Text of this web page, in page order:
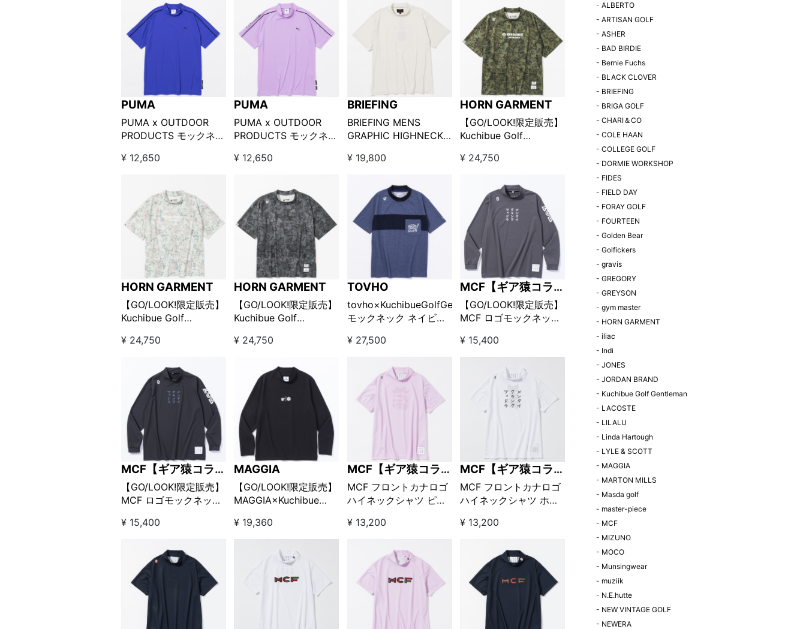
PUMA
PUMA x OUTDOOR
PRODUCTS モックネッ
¥ 12,650
PUMA
PUMA x OUTDOOR
PRODUCTS モックネッ
¥ 12,650
BRIEFING
BRIEFING MENS
GRAPHIC HIGHNECK
¥ 19,800
HORN GARMENT
【GO/LOOK!限定販売】
Kuchibue Golf
GARMENT Eden Mock
¥ 24,750
HORN GARMENT
【GO/LOOK!限定販売】
Kuchibue Golf
GARMENT Eden Mock
¥ 24,750
HORN GARMENT
【GO/LOOK!限定販売】
Kuchibue Golf
GARMENT Eden Mock
¥ 24,750
TOVHO
tovho×KuchibueGolfGentleman
モックネック ネイビー
¥ 27,500
MCF【ギア猿コラボ
ブランド】
【GO/LOOK!限定販売】
MCF ロゴモックネック
¥ 15,400
MCF【ギア猿コラボ
ブランド】
【GO/LOOK!限定販売】
MCF ロゴモックネック
¥ 15,400
MAGGIA
【GO/LOOK!限定販売】
MAGGIA×Kuchibue
ネックロングスリーブ
ブラック
¥ 19,360
MCF【ギア猿コラボ
ブランド】
MCF フロントカナロゴ
ハイネックシャツ ピン
売】
¥ 13,200
MCF【ギア猿コラボ
ブランド】
MCF フロントカナロゴ
ハイネックシャツ ホワ
売】
¥ 13,200
- ALBERTO
- ARTISAN GOLF
- ASHER
- BAD BIRDIE
- Bernie Fuchs
- BLACK CLOVER
- BRIEFING
- BRIGA GOLF
- CHARI＆CO
- COLE HAAN
- COLLEGE GOLF
- DORMIE WORKSHOP
- FIDES
- FIELD DAY
- FORAY GOLF
- FOURTEEN
- Golden Bear
- Golfickers
- gravis
- GREGORY
- GREYSON
- gym master
- HORN GARMENT
- iliac
- Indi
- JONES
- JORDAN BRAND
- Kuchibue Golf Gentleman
- LACOSTE
- LILALU
- Linda Hartough
- LYLE & SCOTT
- MAGGIA
- MARTON MILLS
- Masda golf
- master-piece
- MCF
- MIZUNO
- MOCO
- Munsingwear
- muziik
- N.E.hutte
- NEW VINTAGE GOLF
- NEWERA